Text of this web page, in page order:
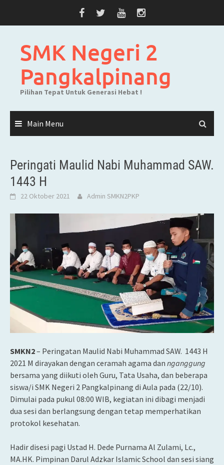
SMK Negeri 2
Pangkalpinang
Pilihan Tepat Untuk Generasi Hebat !
Main Menu
Peringati Maulid Nabi Muhammad SAW.
1443 H
22 Oktober 2021 Admin SMKN2PKP
SMKN2– Peringatan Maulid Nabi Muhammad SAW. 1443 H
2021 M dirayakan dengan ceramah agama dan nganggung
bersama yang diikuti oleh Guru, Tata Usaha, dan beberapa
siswa/i SMK Negeri 2 Pangkalpinang di Aula pada (22/10).
Dimulai pada pukul 08:00 WIB, kegiatan ini dibagi menjadi
dua sesi dan berlangsung dengan tetap memperhatikan
protokol kesehatan.
Hadir disesi pagi Ustad H. Dede Purnama Al Zulami, Lc.,
MA.HK. Pimpinan Darul Adzkar Islamic School dan sesi siang